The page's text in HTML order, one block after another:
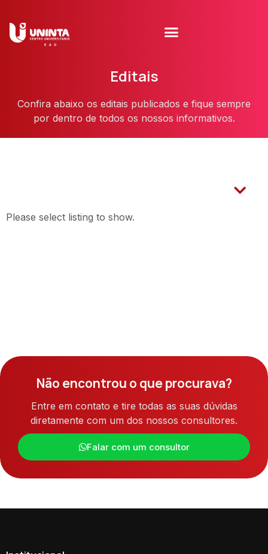
Editais
Confira abaixo os editais publicados e fique sempre
por dentro de todos os nossos informativos.
Please select listing to show.
Não encontrou o que procurava?
Entre em contato e tire todas as suas dúvidas
diretamente com um dos nossos consultores.
Falar com um consultor